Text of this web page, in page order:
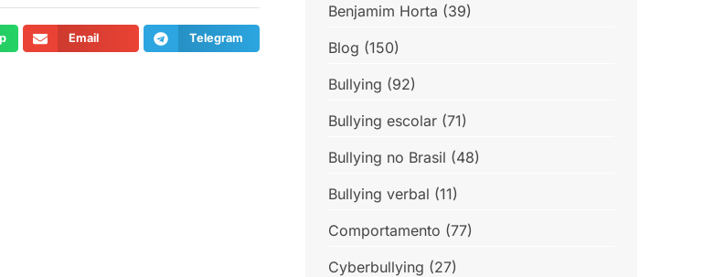
Email Telegram
Benjamim Horta (39)
Blog (150)
Bullying (92)
Bullying escolar(71)
Bullying no Brasil (48)
Bullying verbal (11)
Comportamento (77)
Cyberbullying (27)